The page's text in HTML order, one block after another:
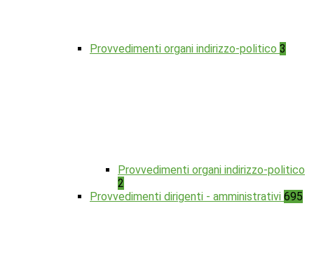
Provvedimenti organi indirizzo-politico 3
Provvedimenti organi indirizzo-politico
2
Provvedimenti dirigenti - amministrativi 695